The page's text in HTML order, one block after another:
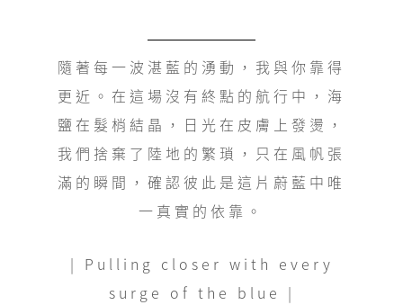
隨著每一波湛藍的湧動，我與你靠得
更近。在這場沒有終點的航行中，海
鹽在髮梢結晶，日光在皮膚上發燙，
我們捨棄了陸地的繁瑣，只在風帆張
滿的瞬間，確認彼此是這片蔚藍中唯
一真實的依靠。
| Pulling closer with every
surge of the blue |